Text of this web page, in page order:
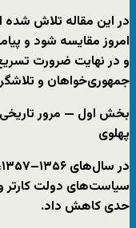
در این مقاله تلاش
امروزمقایسه شود و
و در نهایت ضرورت
جمهوری‌خواهان و
بخش اول — مرور
پهلوی
در سال‌های ۱۳۵۶–۱۳۵۷
سیاست‌های دولت کارتر
حدی کاهش داد.